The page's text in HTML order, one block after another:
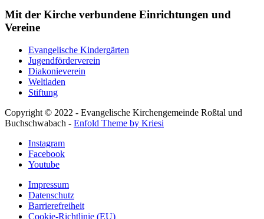
Mit der Kirche verbundene Einrichtungen und
Vereine
Evangelische Kindergärten
Jugendförderverein
Diakonieverein
Weltladen
Stiftung
Copyright © 2022 - Evangelische Kirchengemeinde Roßtal und
Buchschwabach - Enfold Theme by Kriesi
Instagram
Facebook
Youtube
Impressum
Datenschutz
Barrierefreiheit
Cookie-Richtlinie (EU)